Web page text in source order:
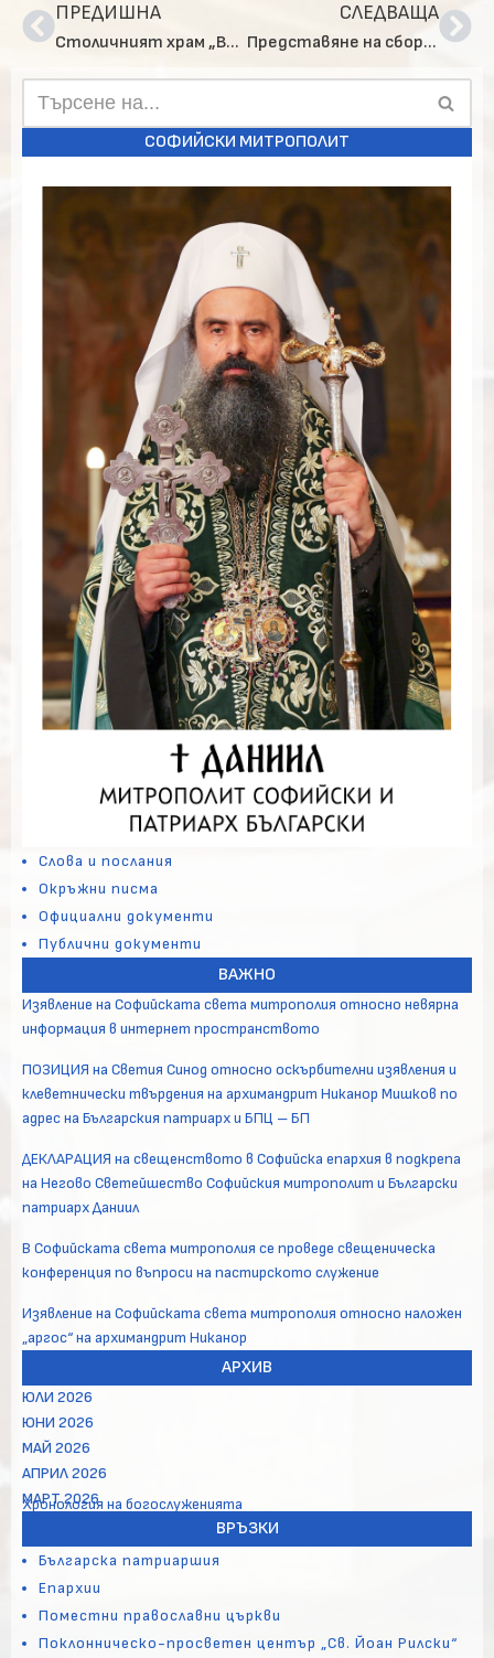
ПРЕДИШНА
Столичният храм „Възнесение Господне“ тържествено отбеляза своя храмов празник
СЛЕДВАЩА
Представяне на сборник, посветен на св. братя Кирил и Методий и св. Климент Охридски
СОФИЙСКИ МИТРОПОЛИТ
Слова и послания
Окръжни писма
Официални документи
Публични документи
ВАЖНО
Изявление на Софийската света митрополия относно невярна
информация в интернет пространството
ПОЗИЦИЯ на Светия Синод относно оскърбителни изявления и
клеветнически твърдения на архимандрит Никанор Мишков по
адрес на Българския патриарх и БПЦ – БП
ДЕКЛАРАЦИЯ на свещенството в Софийска епархия в подкрепа
на Негово Светейшество Софийския митрополит и Български
патриарх Даниил
В Софийската света митрополия се проведе свещеническа
конференция по въпроси на пастирското служение
Изявление на Софийската света митрополия относно наложен
„аргос“ на архимандрит Никанор
АРХИВ
ЮЛИ 2026
ЮНИ 2026
МАЙ 2026
АПРИЛ 2026
МАРТ 2026
Хронология на богослуженията
ВРЪЗКИ
Българска патриаршия
Епархии
Поместни православни църкви
Поклонническо-просветен център „Св. Йоан Рилски“